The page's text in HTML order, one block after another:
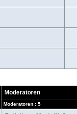
Moderatoren
Moderatoren : 5